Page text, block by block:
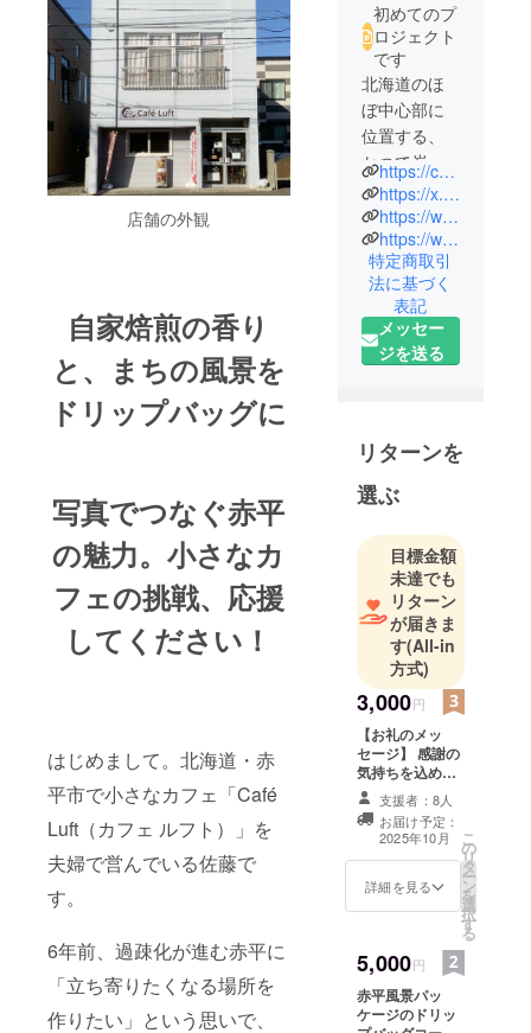
店舗の外観
自家焙煎の香り
と、まちの風景を
ドリップバッグに
写真でつなぐ赤平
の魅力。小さなカ
フェの挑戦、応援
してください！
はじめまして。北海道・赤
平市で小さなカフェ「Café
Luft（カフェ ルフト）」を
夫婦で営んでいる佐藤で
す。
6年前、過疎化が進む赤平に
「立ち寄りたくなる場所を
作りたい」という思いで、
初めてのプ
ロジェクト
です
北海道のほ
ぼ中心部に
位置する、
かつて炭坑
で栄えた赤
平市に2019
年3月10日に
古民家を改
装してオー
プンした夫
婦で営むカ
フェ「Café
小さなカ
りますが、
足を運んで
いただくカ
フェとな
り、6周年を
迎え、地域
のイベント
などに出展
させていた
だく機会も
増え、これ
からも益々
たくさん笑
顔になって
いただける
楽しい空間
作りを目指
しながら地
域を盛り上
げていける
https://cafeluft.amebaownd.com/
https://x.com/cafeluft_a
https://www.instagram.com/momo714212/
https://www.facebook.com/cafeluft.a/
特定商取引
法に基づく
表記
メッセー
ジを送る
リターンを
選ぶ
目標金額
未達でも
リターン
が届きま
す(All-in
方式)
3,000円
【お礼のメッ
セージ】 感謝の
気持ちを込め
て、お礼のメッ
セージをお送り
します。
支援者：8人
お届け予定：
2025年10月
詳細を見る
こ
の
リ
タ
ー
ン
を
選
択
す
る
5,000円
赤平風景パッ
ケージのドリッ